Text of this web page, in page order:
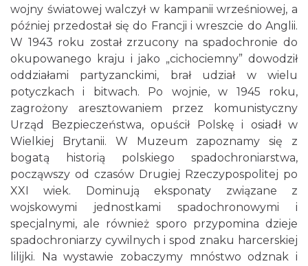
wojny światowej walczył w kampanii wrześniowej, a
później przedostał się do Francji i wreszcie do Anglii.
W 1943 roku został zrzucony na spadochronie do
okupowanego kraju i jako „cichociemny” dowodził
oddziałami partyzanckimi, brał udział w wielu
potyczkach i bitwach. Po wojnie, w 1945 roku,
zagrożony aresztowaniem przez komunistyczny
Urząd Bezpieczeństwa, opuścił Polskę i osiadł w
Wielkiej Brytanii. W Muzeum zapoznamy się z
bogatą historią polskiego spadochroniarstwa,
począwszy od czasów Drugiej Rzeczypospolitej po
XXI wiek. Dominują eksponaty związane z
wojskowymi jednostkami spadochronowymi i
specjalnymi, ale również sporo przypomina dzieje
spadochroniarzy cywilnych i spod znaku harcerskiej
lilijki. Na wystawie zobaczymy mnóstwo odznak i